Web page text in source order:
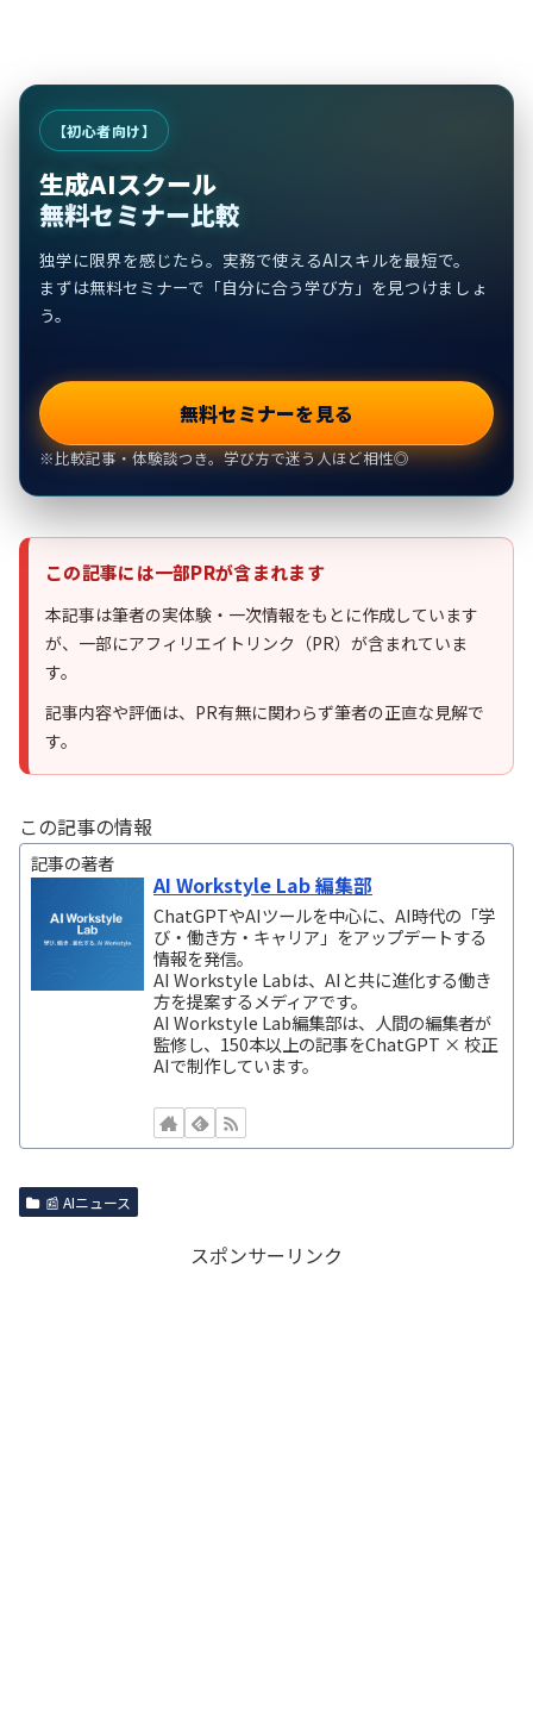
【初心者向け】
生成AIスクール
無料セミナー比較
独学に限界を感じたら。実務で使えるAIスキルを最短で。
まずは無料セミナーで「自分に合う学び方」を見つけましょ
う。
無料セミナーを見る
※比較記事・体験談つき。学び方で迷う人ほど相性◎
この記事には一部PRが含まれます
本記事は筆者の実体験・一次情報をもとに作成しています
が、一部にアフィリエイトリンク（PR）が含まれていま
す。
記事内容や評価は、PR有無に関わらず筆者の正直な見解で
す。
この記事の情報
記事の著者
AI Workstyle Lab 編集部
ChatGPTやAIツールを中心に、AI時代の「学
び・働き方・キャリア」をアップデートする
情報を発信。
AI Workstyle Labは、AIと共に進化する働き
方を提案するメディアです。
AI Workstyle Lab編集部は、人間の編集者が
監修し、150本以上の記事をChatGPT × 校正
AIで制作しています。
📰 AIニュース
スポンサーリンク